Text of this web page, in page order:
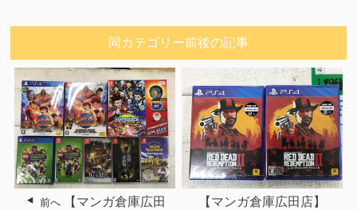
同カテゴリー前後の記事
前へ
【マンガ倉庫広田
【マンガ倉庫広田店】